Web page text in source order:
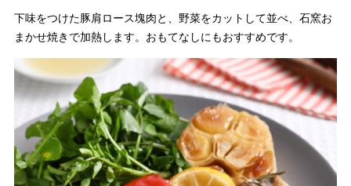
下味をつけた豚肩ロース塊肉と、野菜をカットして並べ、石窯お
まかせ焼きで加熱します。おもてなしにもおすすめです。